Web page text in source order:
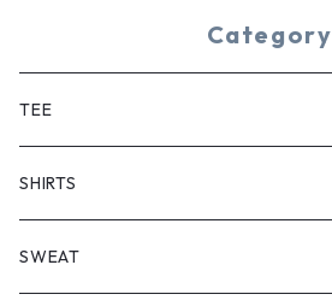
Category
TEE
SHORT SLEEVE
LONG SLEEVE
SHIRTS
SHORT SLEEVE
SWEAT